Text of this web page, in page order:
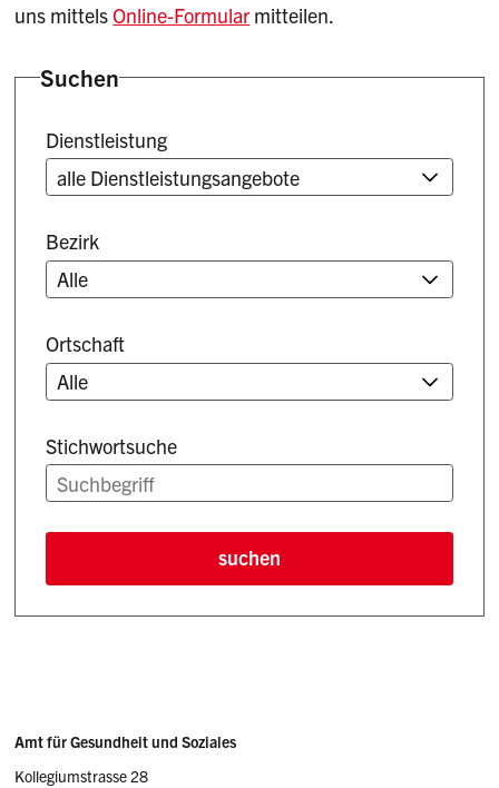
uns mittelsOnline-Formular mitteilen.
Suchen
Dienstleistung
Bezirk
Ortschaft
Stichwortsuche
suchen
Such-Filter entfernen
Sidebar
Adresse
Amt für Gesundheit und Soziales
Kollegiumstrasse 28